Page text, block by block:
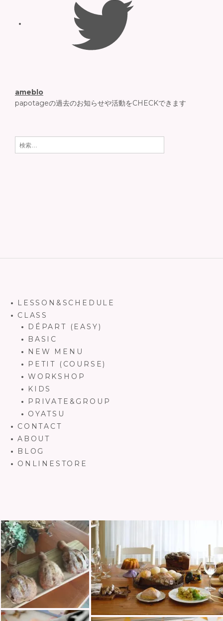
ameblo
papotageの過去のお知らせや活動をCHECKできます
検索:
LESSON&SCHEDULE
CLASS
DÉPART (EASY)
BASIC
NEW MENU
PETIT (COURSE)
WORKSHOP
KIDS
PRIVATE&GROUP
OYATSU
CONTACT
ABOUT
BLOG
ONLINESTORE